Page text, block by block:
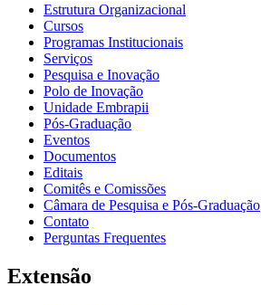
Estrutura Organizacional
Cursos
Programas Institucionais
Serviços
Pesquisa e Inovação
Polo de Inovação
Unidade Embrapii
Pós-Graduação
Eventos
Documentos
Editais
Comitês e Comissões
Câmara de Pesquisa e Pós-Graduação
Contato
Perguntas Frequentes
Extensão